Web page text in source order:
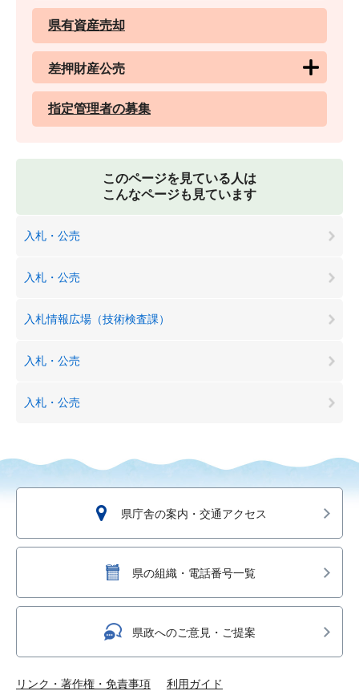
県有資産売却
差押財産公売
指定管理者の募集
このページを見ている人は
こんなページも見ています
入札・公売
入札・公売
入札情報広場（技術検査課）
入札・公売
入札・公売
県庁舎の案内・交通アクセス
県の組織・電話番号一覧
県政へのご意見・ご提案
リンク・著作権・免責事項 利用ガイド